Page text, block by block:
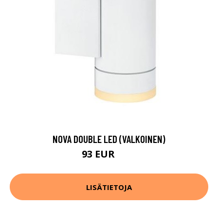
NOVA DOUBLE LED (VALKOINEN)
93 EUR
LISÄTIETOJA